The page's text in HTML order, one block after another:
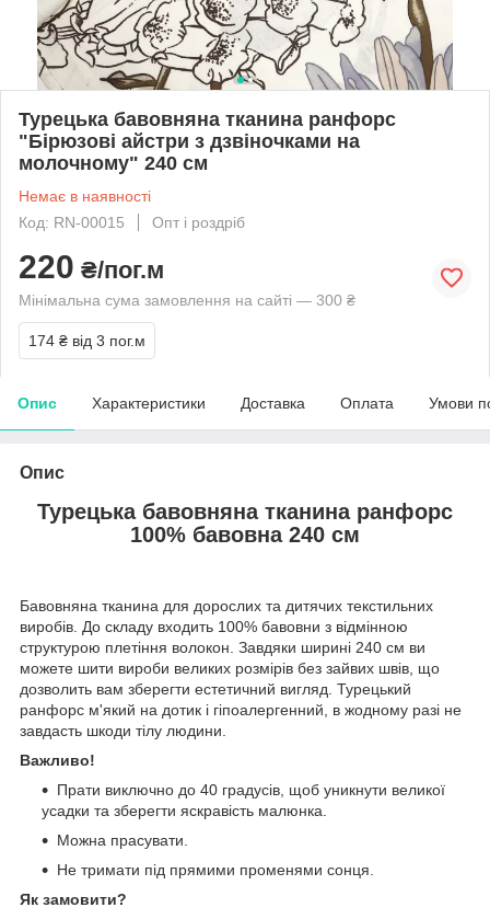
Турецька бавовняна тканина ранфорс
"Бірюзові айстри з дзвіночками на
молочному" 240 см
Немає в наявності
Код: RN-00015
Опт і роздріб
220 ₴/пог.м
Мінімальна сума замовлення на сайті — 300 ₴
174 ₴ від 3 пог.м
Опис Характеристики Доставка Оплата Умови
Опис
Турецька бавовняна тканина ранфорс
100% бавовна 240 см
Бавовняна тканина для дорослих та дитячих текстильних
виробів. До складу входить 100% бавовни з відмінною
структурою плетіння волокон. Завдяки ширині 240 см ви
можете шити вироби великих розмірів без зайвих швів, що
дозволить вам зберегти естетичний вигляд. Турецький
ранфорс м'який на дотик і гіпоалергенний, в жодному разі не
завдасть шкоди тілу людини.
Важливо!
Прати виключно до 40 градусів, щоб уникнути великої
усадки та зберегти яскравість малюнка.
Можна прасувати.
Не тримати під прямими променями сонця.
Як замовити?